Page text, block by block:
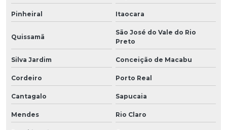
Pinheiral Itaocara
Quissamã
São José do Vale do Rio
Preto
Silva Jardim Conceição de Macabu
Cordeiro Porto Real
Cantagalo Sapucaia
Mendes Rio Claro